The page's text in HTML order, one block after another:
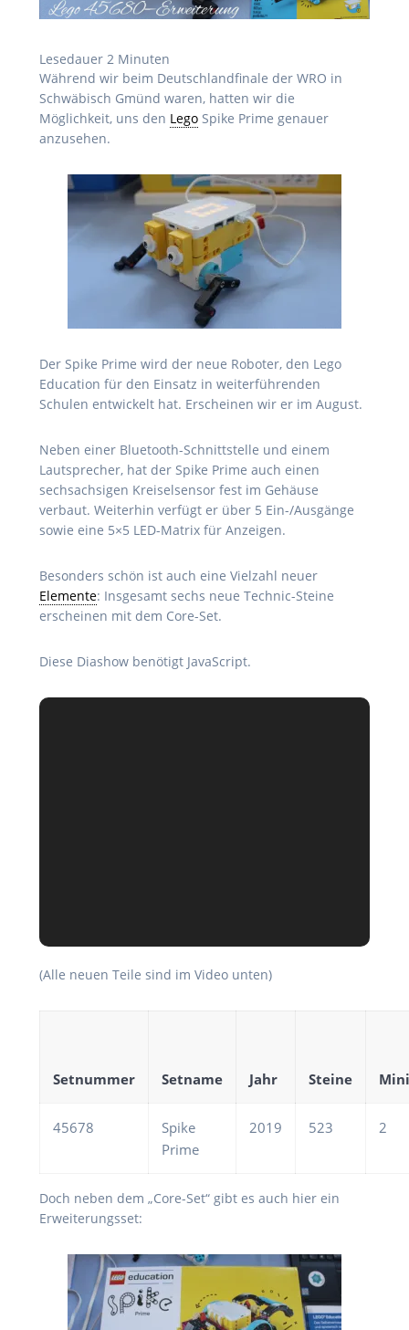
Lesedauer 2 Minuten
Während wir beim Deutschlandfinale der WRO in
Schwäbisch Gmünd waren, hatten wir die
Möglichkeit, uns den Lego Spike Prime genauer
anzusehen.
Der Spike Prime wird der neue Roboter, den Lego
Education für den Einsatz in weiterführenden
Schulen entwickelt hat. Erscheinen wir er im August.
Neben einer Bluetooth-Schnittstelle und einem
Lautsprecher, hat der Spike Prime auch einen
sechsachsigen Kreiselsensor fest im Gehäuse
verbaut. Weiterhin verfügt er über 5 Ein-/Ausgänge
sowie eine 5×5 LED-Matrix für Anzeigen.
Besonders schön ist auch eine Vielzahl neuer
Elemente: Insgesamt sechs neue Technic-Steine
erscheinen mit dem Core-Set.
Diese Diashow benötigt JavaScript.
(Alle neuen Teile sind im Video unten)
Setnummer Setname Jahr Steine
45678
Spike
Prime
2019 523 2
Doch neben dem „Core-Set“ gibt es auch hier ein
Erweiterungsset: